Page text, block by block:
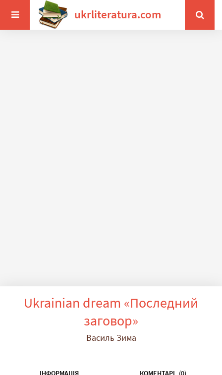
ukrliteratura.com
Ukrainian dream «Последний
заговор»
Василь Зима
ІНФОРМАЦІЯ КОМЕНТАРІ (0)